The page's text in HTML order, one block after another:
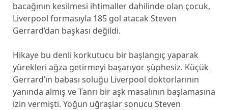
bacağının kesilmesi ihtimaller dahilinde olan çocuk,
Liverpool formasıyla 185 gol atacak Steven
Gerrard’dan başkası değildi.
Hikaye bu denli korkutucu bir başlangıç yaparak
yürekleri ağza getirmeyi başarıyor şüphesiz. Küçük
Gerrard’ın babası soluğu Liverpool doktorlarının
yanında almış ve Tanrı bir aşk masalının başlamasına
izin vermişti. Yoğun uğraşlar sonucu Steven